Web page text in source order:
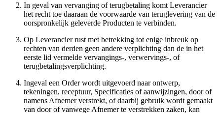
In geval van vervanging of terugbetaling komt Leverancier
het recht toe daaraan de voorwaarde van teruglevering van de
oorspronkelijk geleverde Producten te verbinden.
Op Leverancier rust met betrekking tot enige inbreuk op
rechten van derden geen andere verplichting dan de in het
eerste lid vermelde vervangings-, verwervings-, of
terugbetalingsverplichting.
Ingeval een Order wordt uitgevoerd naar ontwerp,
tekeningen, receptuur, Specificaties of aanwijzingen, door of
namens Afnemer verstrekt, of daarbij gebruik wordt gemaakt
van door of vanwege Afnemer te verstrekken zaken, kan